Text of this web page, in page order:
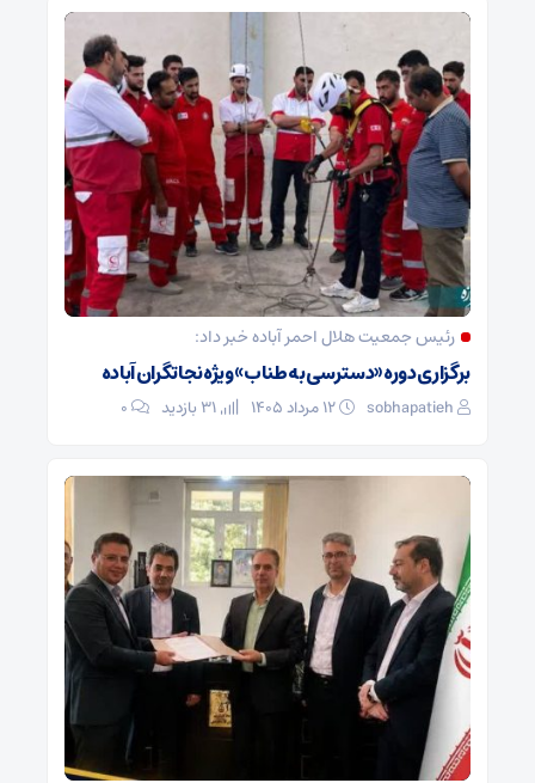
رئیس جمعیت هلال احمر آباده خبر داد:
برگزاری دوره «دسترسی به طناب» ویژه نجاتگران آباده
sobhapatieh ۰